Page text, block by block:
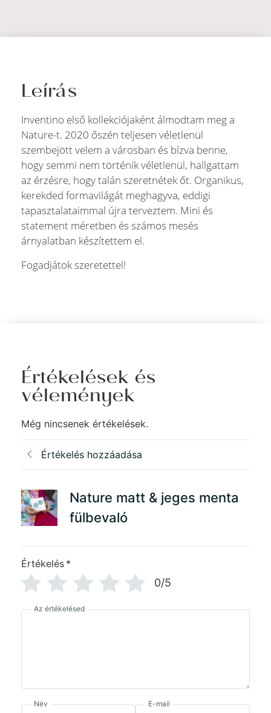
Leírás
Inventino első kollekciójaként álmodtam meg a
Nature-t. 2020 őszén teljesen véletlenül
szembejött velem a városban és bízva benne,
hogy semmi nem történik véletlenül, hallgattam
az érzésre, hogy talán szeretnétek őt. Organikus,
kerekded formavilágát meghagyva, eddigi
tapasztalataimmal újra terveztem. Mini és
statement méretben és számos mesés
árnyalatban készítettem el.
Fogadjátok szeretettel!
Értékelések és
vélemények
Még nincsenek értékelések.
Értékelés hozzáadása
Nature matt & jeges menta
fülbevaló
Értékelés *
0/5
Az értékelésed
Név E-mail